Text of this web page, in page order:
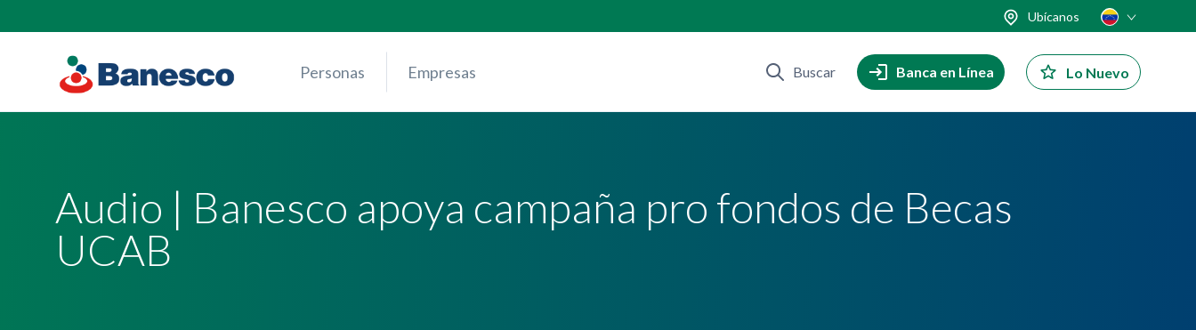
content
Ubícanos
Personas Empresas Buscar Banca en Línea Lo Nuevo
Audio | Banesco apoya campaña pro fondos de Becas
UCAB